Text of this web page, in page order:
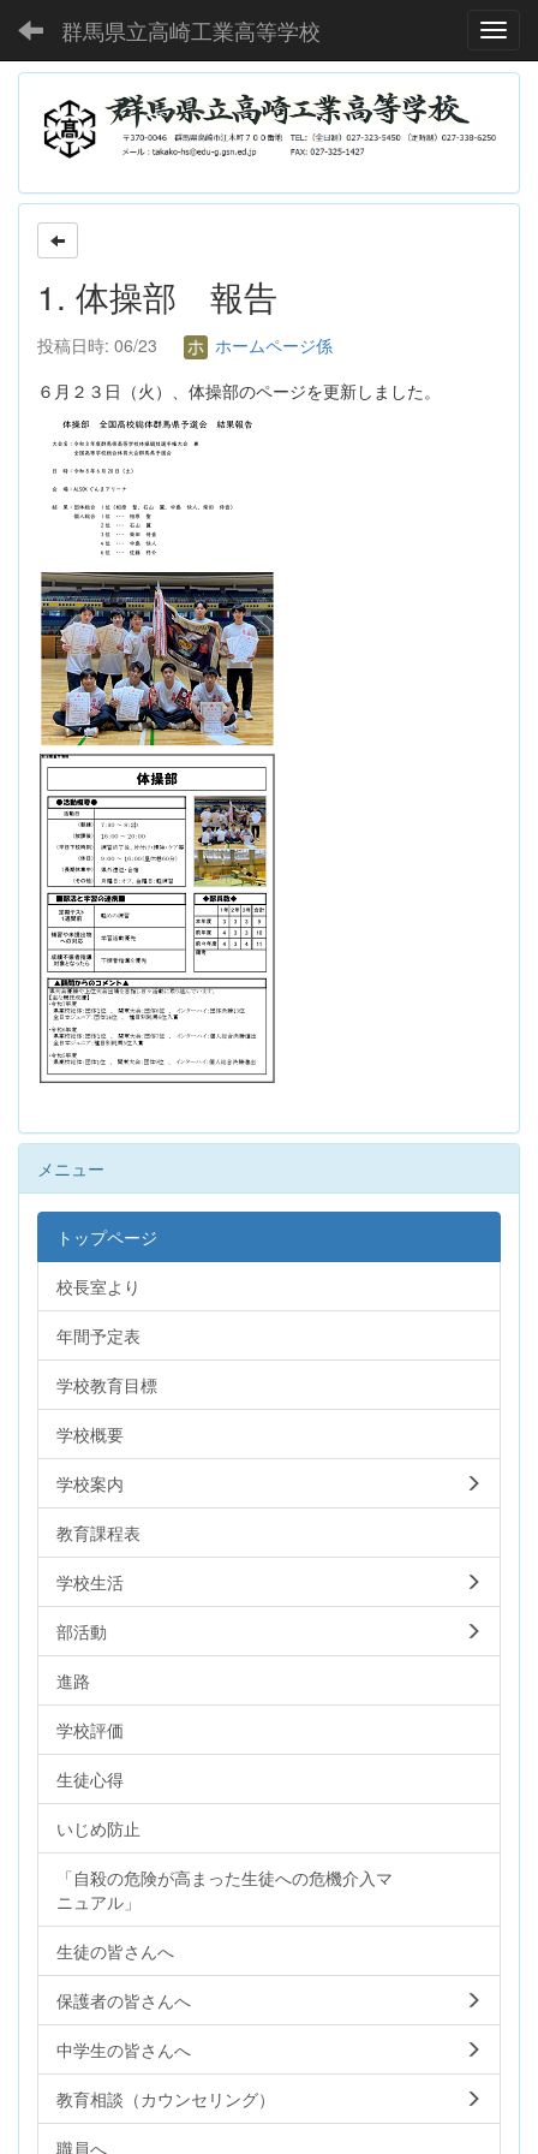
群馬県立高崎工業高等学校
1. 体操部 報告
投稿日時: 06/23
ホームページ係
６月２３日（火）、体操部のページを更新しました。
メニュー
トップページ
校長室より
年間予定表
学校教育目標
学校概要
学校案内
教育課程表
学校生活
部活動
進路
学校評価
生徒心得
いじめ防止
「自殺の危険が高まった生徒への危機介入マ
ニュアル」
生徒の皆さんへ
保護者の皆さんへ
中学生の皆さんへ
教育相談（カウンセリング）
職員へ